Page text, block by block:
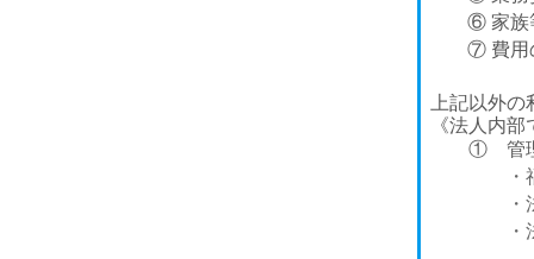
⑥ 家族等
⑦ 費用の
上記以外の
《法人内
① 管理
・福祉
・法人
・法人